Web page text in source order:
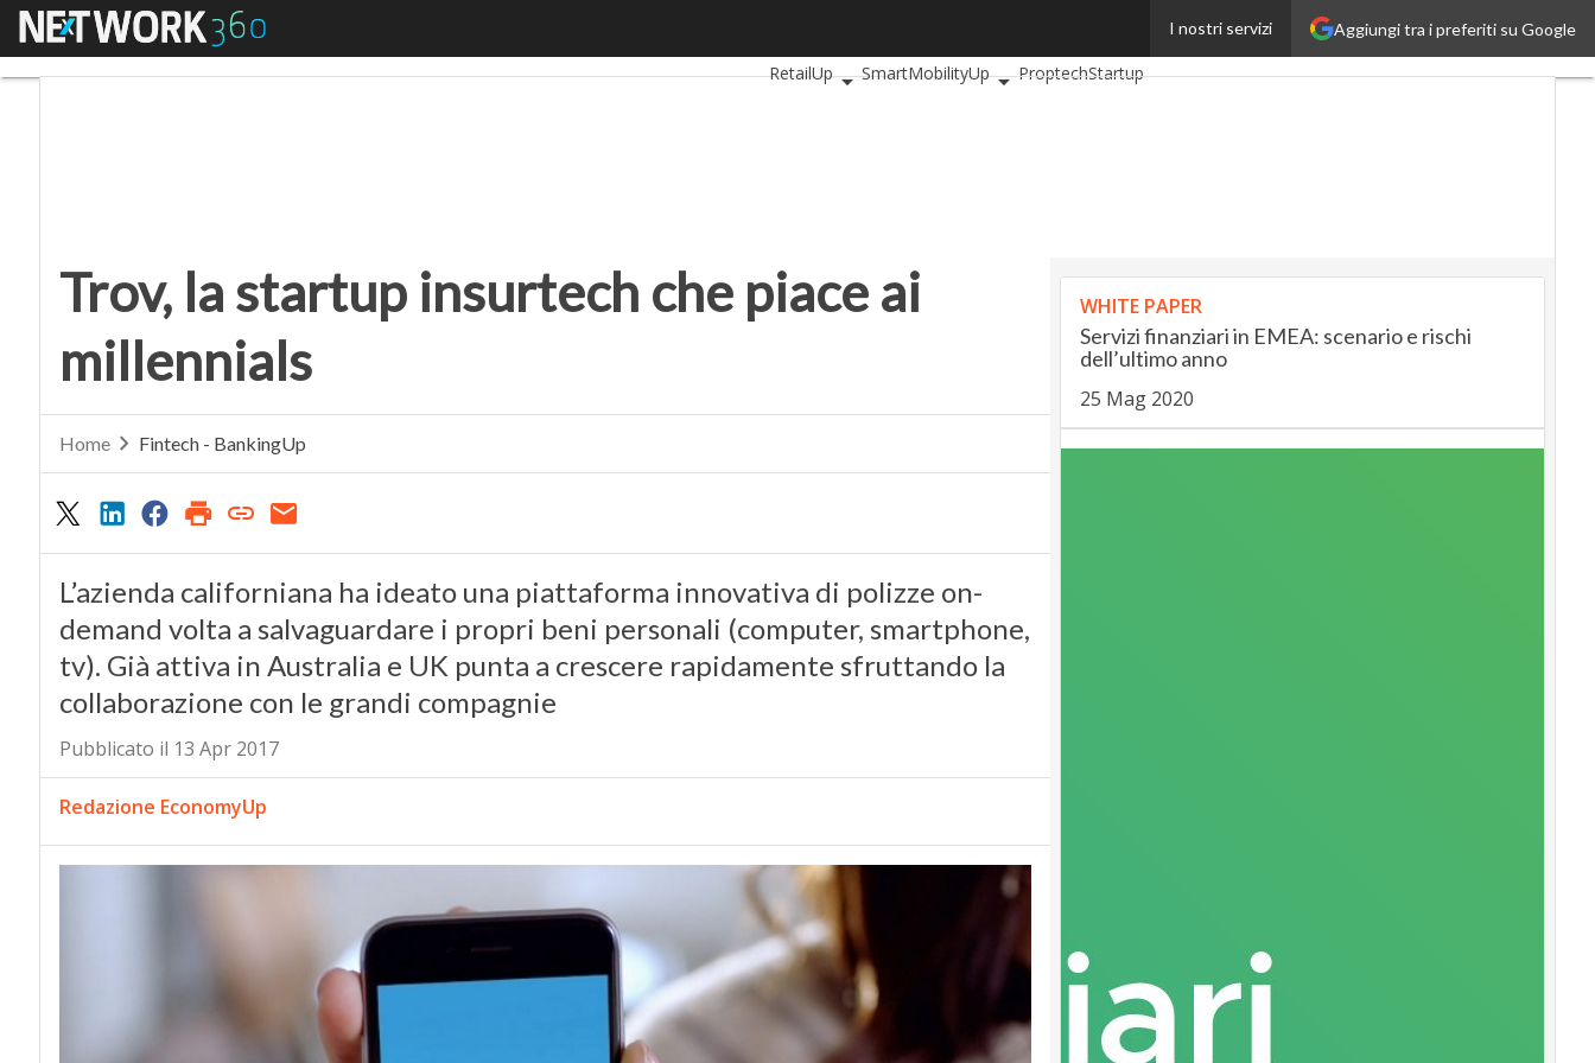
Aggiungi tra i preferiti su Google
I nostri servizi
Menu
InsuranceUp
RetailUp
SmartMobilityUp ProptechStartup
Trov, la startup insurtech che piace ai
millennials
Home Fintech - BankingUp
L’azienda californiana ha ideato una piattaforma innovativa di polizze on-
demand volta a salvaguardare i propri beni personali (computer, smartphone,
tv). Già attiva in Australia e UK punta a crescere rapidamente sfruttando la
collaborazione con le grandi compagnie
Pubblicato il 13 Apr 2017
Redazione EconomyUp
WHITE PAPER
Servizi finanziari in EMEA: scenario e rischi
dell’ultimo anno
25 Mag 2020